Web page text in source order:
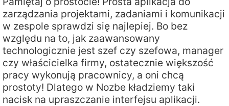
zarządzania projektami, zadaniami i komunikacji
w zespole sprawdzi się najlepiej. Bo bez
względu na to, jak zaawansowany
technologicznie jest szef czy szefowa, manager
czy właścicielka firmy, ostatecznie większość
pracy wykonują pracownicy, a oni chcą
prostoty! Dlatego w Nozbe kładziemy taki
nacisk na upraszczanie interfejsu aplikacji.